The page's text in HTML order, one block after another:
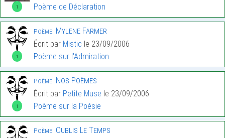
1
Poème de Déclaration
1
Poème: Mylene Farmer
Écrit par Mistic le 23/09/2006
Poème sur l'Admiration
1
Poème: Nos Poèmes
Écrit par Petite Muse le 23/09/2006
Poème sur la Poésie
Poème: Oublis Le Temps